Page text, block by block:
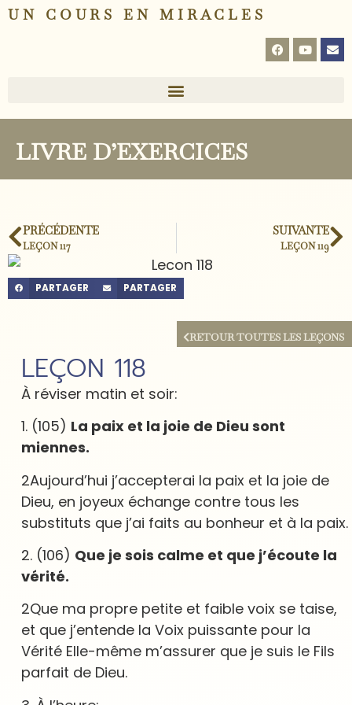
UN COURS EN MIRACLES
LIVRE D’EXERCICES
PRÉCÉDENTE
LEÇON 117
SUIVANTE
LEÇON 119
PARTAGER PARTAGER
RETOUR TOUTES LES LEÇONS
LEÇON 118
À réviser matin et soir:
1. (105) La paix et la joie de Dieu sont
miennes.
2Aujourd’hui j’accepterai la paix et la joie de
Dieu, en joyeux échange contre tous les
substituts que j’ai faits au bonheur et à la paix.
2. (106) Que je sois calme et que j’écoute la
vérité.
2Que ma propre petite et faible voix se taise,
et que j’entende la Voix puissante pour la
Vérité Elle-même m’assurer que je suis le Fils
parfait de Dieu.